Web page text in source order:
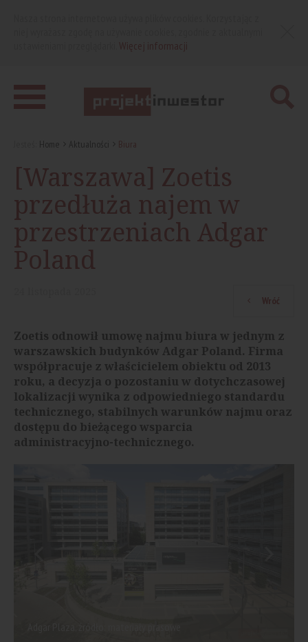
Home Aktualności Biura
[Warszawa] Zoetis
przedłuża najem w
przestrzeniach Adgar
Poland
Wróć
Zoetis odnowił umowę najmu biura w jednym z
warszawskich budynków Adgar Poland. Firma
współpracuje z właścicielem obiektu od 2013
roku, a decyzja o pozostaniu w dotychczasowej
lokalizacji wynika z odpowiedniego standardu
technicznego, stabilnych warunków najmu oraz
dostępu do bieżącego wsparcia
administracyjno-technicznego.